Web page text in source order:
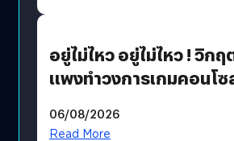
อยู่ไม่ไหว อยู่ไม่ไหว ! วิกฤ
แพงทำวงการเกมคอนโซ
?
06/08/2026
Read More